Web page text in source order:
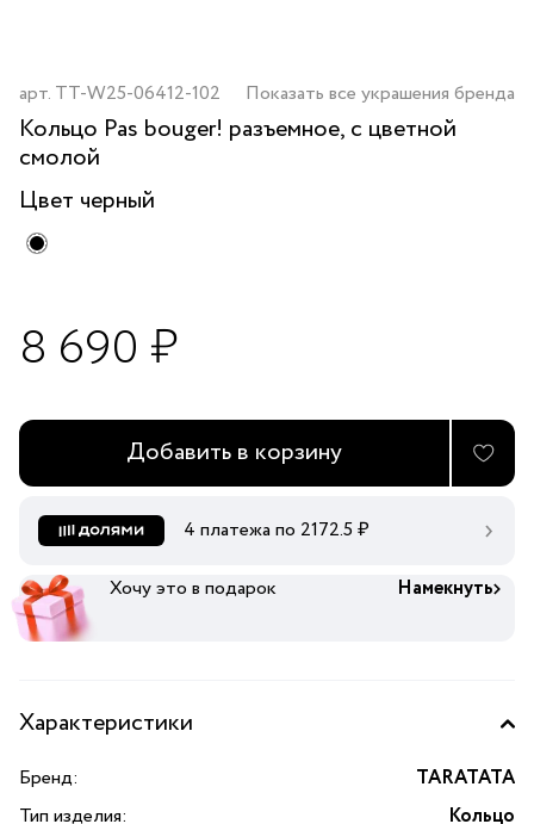
арт. TT-W25-06412-102 Показать все украшения бренда
Кольцо Pas bouger! разъемное, с цветной
смолой
Цвет черный
8 690 ₽
Добавить в корзину
4 платежа по 2172.5 ₽
Хочу это в подарок Намекнуть
Характеристики
Бренд:
TARATATA
Тип изделия:
Кольцо